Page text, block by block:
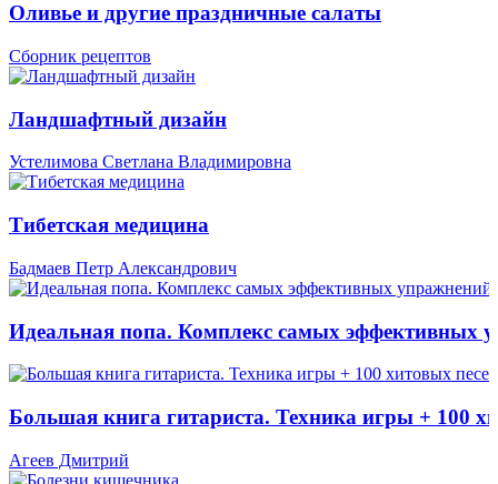
Оливье и другие праздничные салаты
Сборник рецептов
Ландшафтный дизайн
Устелимова Светлана Владимировна
Тибетская медицина
Бадмаев Петр Александрович
Идеальная попа. Комплекс самых эффективных
Большая книга гитариста. Техника игры + 100
Агеев Дмитрий